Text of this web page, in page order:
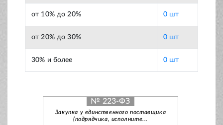
от 10% до 20% 0 шт
от 20% до 30% 0 шт
30% и более 0 шт
№ 223-ФЗ
Закупка у единственного поставщика
(подрядчика, исполните...